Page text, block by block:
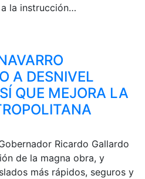
la instrucción…
A DESNIVEL
QUE MEJORA LA
Ricardo Gallardo
de la magna obra, y
más rápidos, seguros y